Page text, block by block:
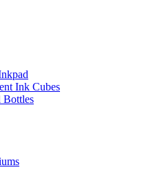
Ink Cubes
Bottles